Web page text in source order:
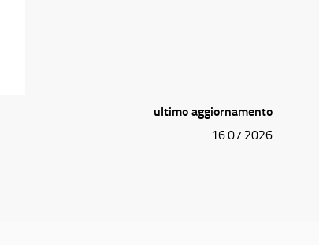
ultimo aggiornamento
16.07.2026